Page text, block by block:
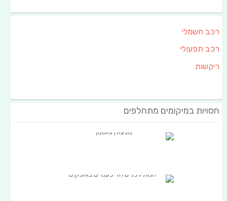
רכב חשמלי
רכב תפעולי
ריקשות
חסויות במיקומים מתחלפים